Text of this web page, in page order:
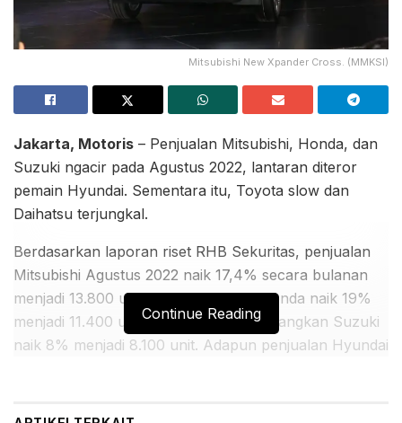
Mitsubishi New Xpander Cross. (MMKSI)
Jakarta, Motoris – Penjualan Mitsubishi, Honda, dan
Suzuki ngacir pada Agustus 2022, lantaran diteror
pemain Hyundai. Sementara itu, Toyota slow dan
Daihatsu terjungkal.
Berdasarkan laporan riset RHB Sekuritas, penjualan
Mitsubishi Agustus 2022 naik 17,4% secara bulanan
menjadi 13.800 unit dari 11.800 unit, Honda naik 19%
menjadi 11.400 unit dari 9.600 unit, sedangkan Suzuki
naik 8% menjadi 8.100 unit. Adapun penjualan Hyundai
Continue Reading